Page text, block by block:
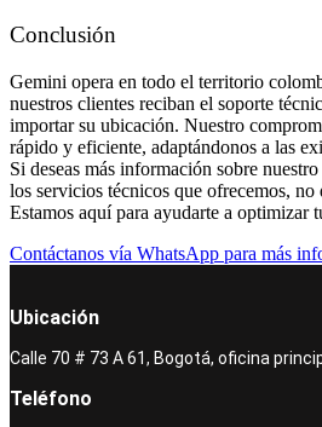
Conclusión
Gemini opera en todo el territorio
nuestros clientes reciban el soporte
importar su ubicación. Nuestro
rápido y eficiente, adaptándonos a las
Si deseas más información sobre
los servicios técnicos que ofrecemos, no
Estamos aquí para ayudarte a optimizar
Contáctanos vía WhatsApp para más
Ubicación
Calle 70 # 73 A 61, Bogotá, oficina
Teléfono